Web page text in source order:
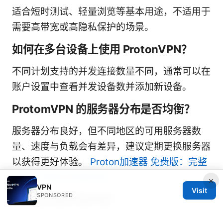
适合短时测试、轻量浏览等基本用途，不适用于
需要高带宽或高隐私保护的场景。
如何在多台设备上使用 ProtonVPN？
不同计划支持的并发连接数量不同，通常可以在
账户设置中查看并发设备数并添加新设备。
ProtomVPN 的服务器分布是否均衡？
服务器分布良好，但不同地区的可用服务器数
量、速度与负载会有差异，建议定期更换服务器
以获得更好体验。 Proton加速器 免费版：完整
指南、风险与实用评测
如何选择最优服务器？
×
VPN
SPONSORED
Visit